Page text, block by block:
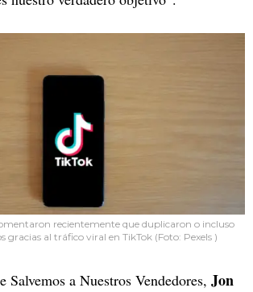
recientemente que duplicaron o incluso
gracias al tráfico viral en TikTok (Foto: Pexels )
Salvemos a Nuestros Vendedores, Jon